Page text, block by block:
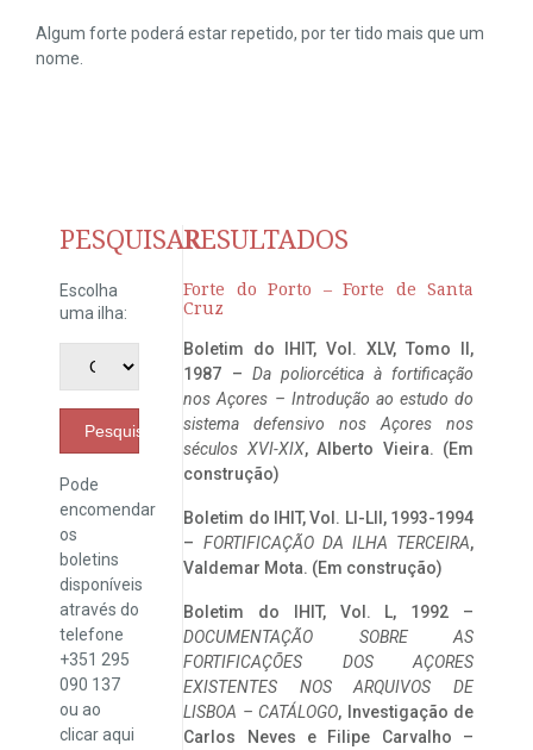
Algum forte poderá estar repetido, por ter tido mais que um
nome.
PESQUISAR
Escolha
uma ilha:
Pesquisar
Pode
encomendar
os
boletins
disponíveis
através do
telefone
+351 295
090 137
ou ao
clicaraqui
RESULTADOS
Forte do Porto – Forte de Santa
Cruz
Boletim do IHIT, Vol. XLV, Tomo II,
1987 – Da poliorcética à fortificação
nos Açores – Introdução ao estudo do
sistema defensivo nos Açores nos
séculos XVI-XIX, Alberto Vieira. (Em
construção)
Boletim do IHIT, Vol. LI-LII, 1993-1994
– FORTIFICAÇÃO DA ILHA TERCEIRA,
Valdemar Mota. (Em construção)
Boletim do IHIT, Vol. L, 1992 –
DOCUMENTAÇÃO SOBRE AS
FORTIFICAÇÕES DOS AÇORES
EXISTENTES NOS ARQUIVOS DE
LISBOA – CATÁLOGO, Investigação de
Carlos Neves e Filipe Carvalho –